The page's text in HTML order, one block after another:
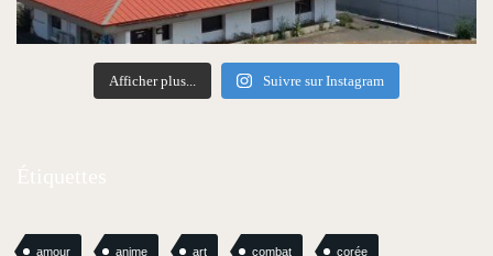
Afficher plus... Suivre sur Instagram
amour anime art combat corée